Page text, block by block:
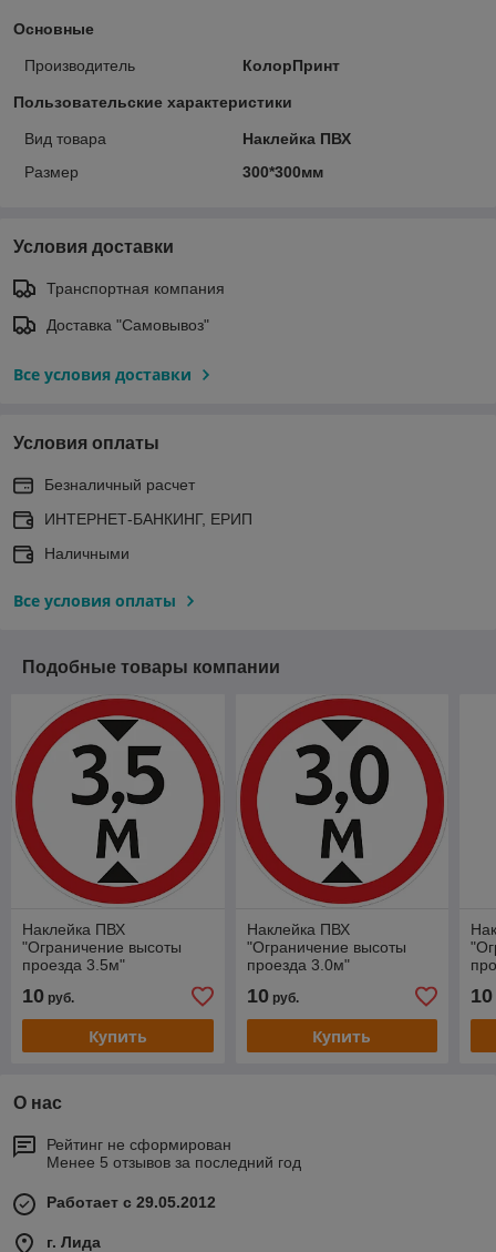
Основные
Производитель КолорПринт
Пользовательские характеристики
Вид товара
Наклейка ПВХ
Размер
300*300мм
Условия доставки
Транспортная компания
Доставка "Самовывоз"
Все условия доставки
Условия оплаты
Безналичный расчет
ИНТЕРНЕТ-БАНКИНГ, ЕРИП
Наличными
Все условия оплаты
Подобные товары компании
Наклейка ПВХ
"Ограничение высоты
проезда 3.5м"
10 руб.
Купить
Наклейка ПВХ
"Ограничение высоты
проезда 3.0м"
10руб.
Купить
10
О нас
Рейтинг не сформирован
Менее 5 отзывов за последний год
Работает с 29.05.2012
г. Лида